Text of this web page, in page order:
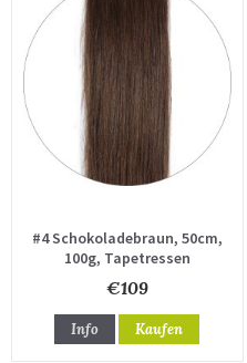
#4 Schokoladebraun, 50cm,
100g, Tapetressen
€109
Info Kaufen